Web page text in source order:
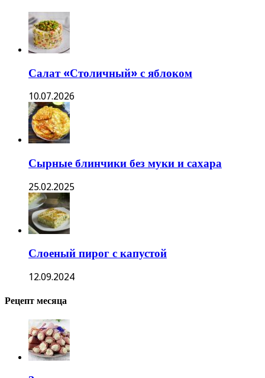
Салат «Столичный» с яблоком
10.07.2026
Сырные блинчики без муки и сахара
25.02.2025
Слоеный пирог с капустой
12.09.2024
Рецепт месяца